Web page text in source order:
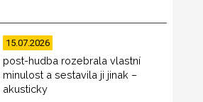
15.07.2026
post-hudba rozebrala vlastní
minulost a sestavila ji jinak –
akusticky